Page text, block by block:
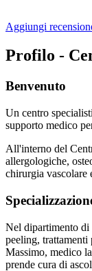
Aggiungi
Profilo -
Benvenuto
Un centro
supporto medico
All'interno del
allergologiche,
chirurgia vascolare
Nel dipartimento di
peeling,
Massimo, medico
prende cura di